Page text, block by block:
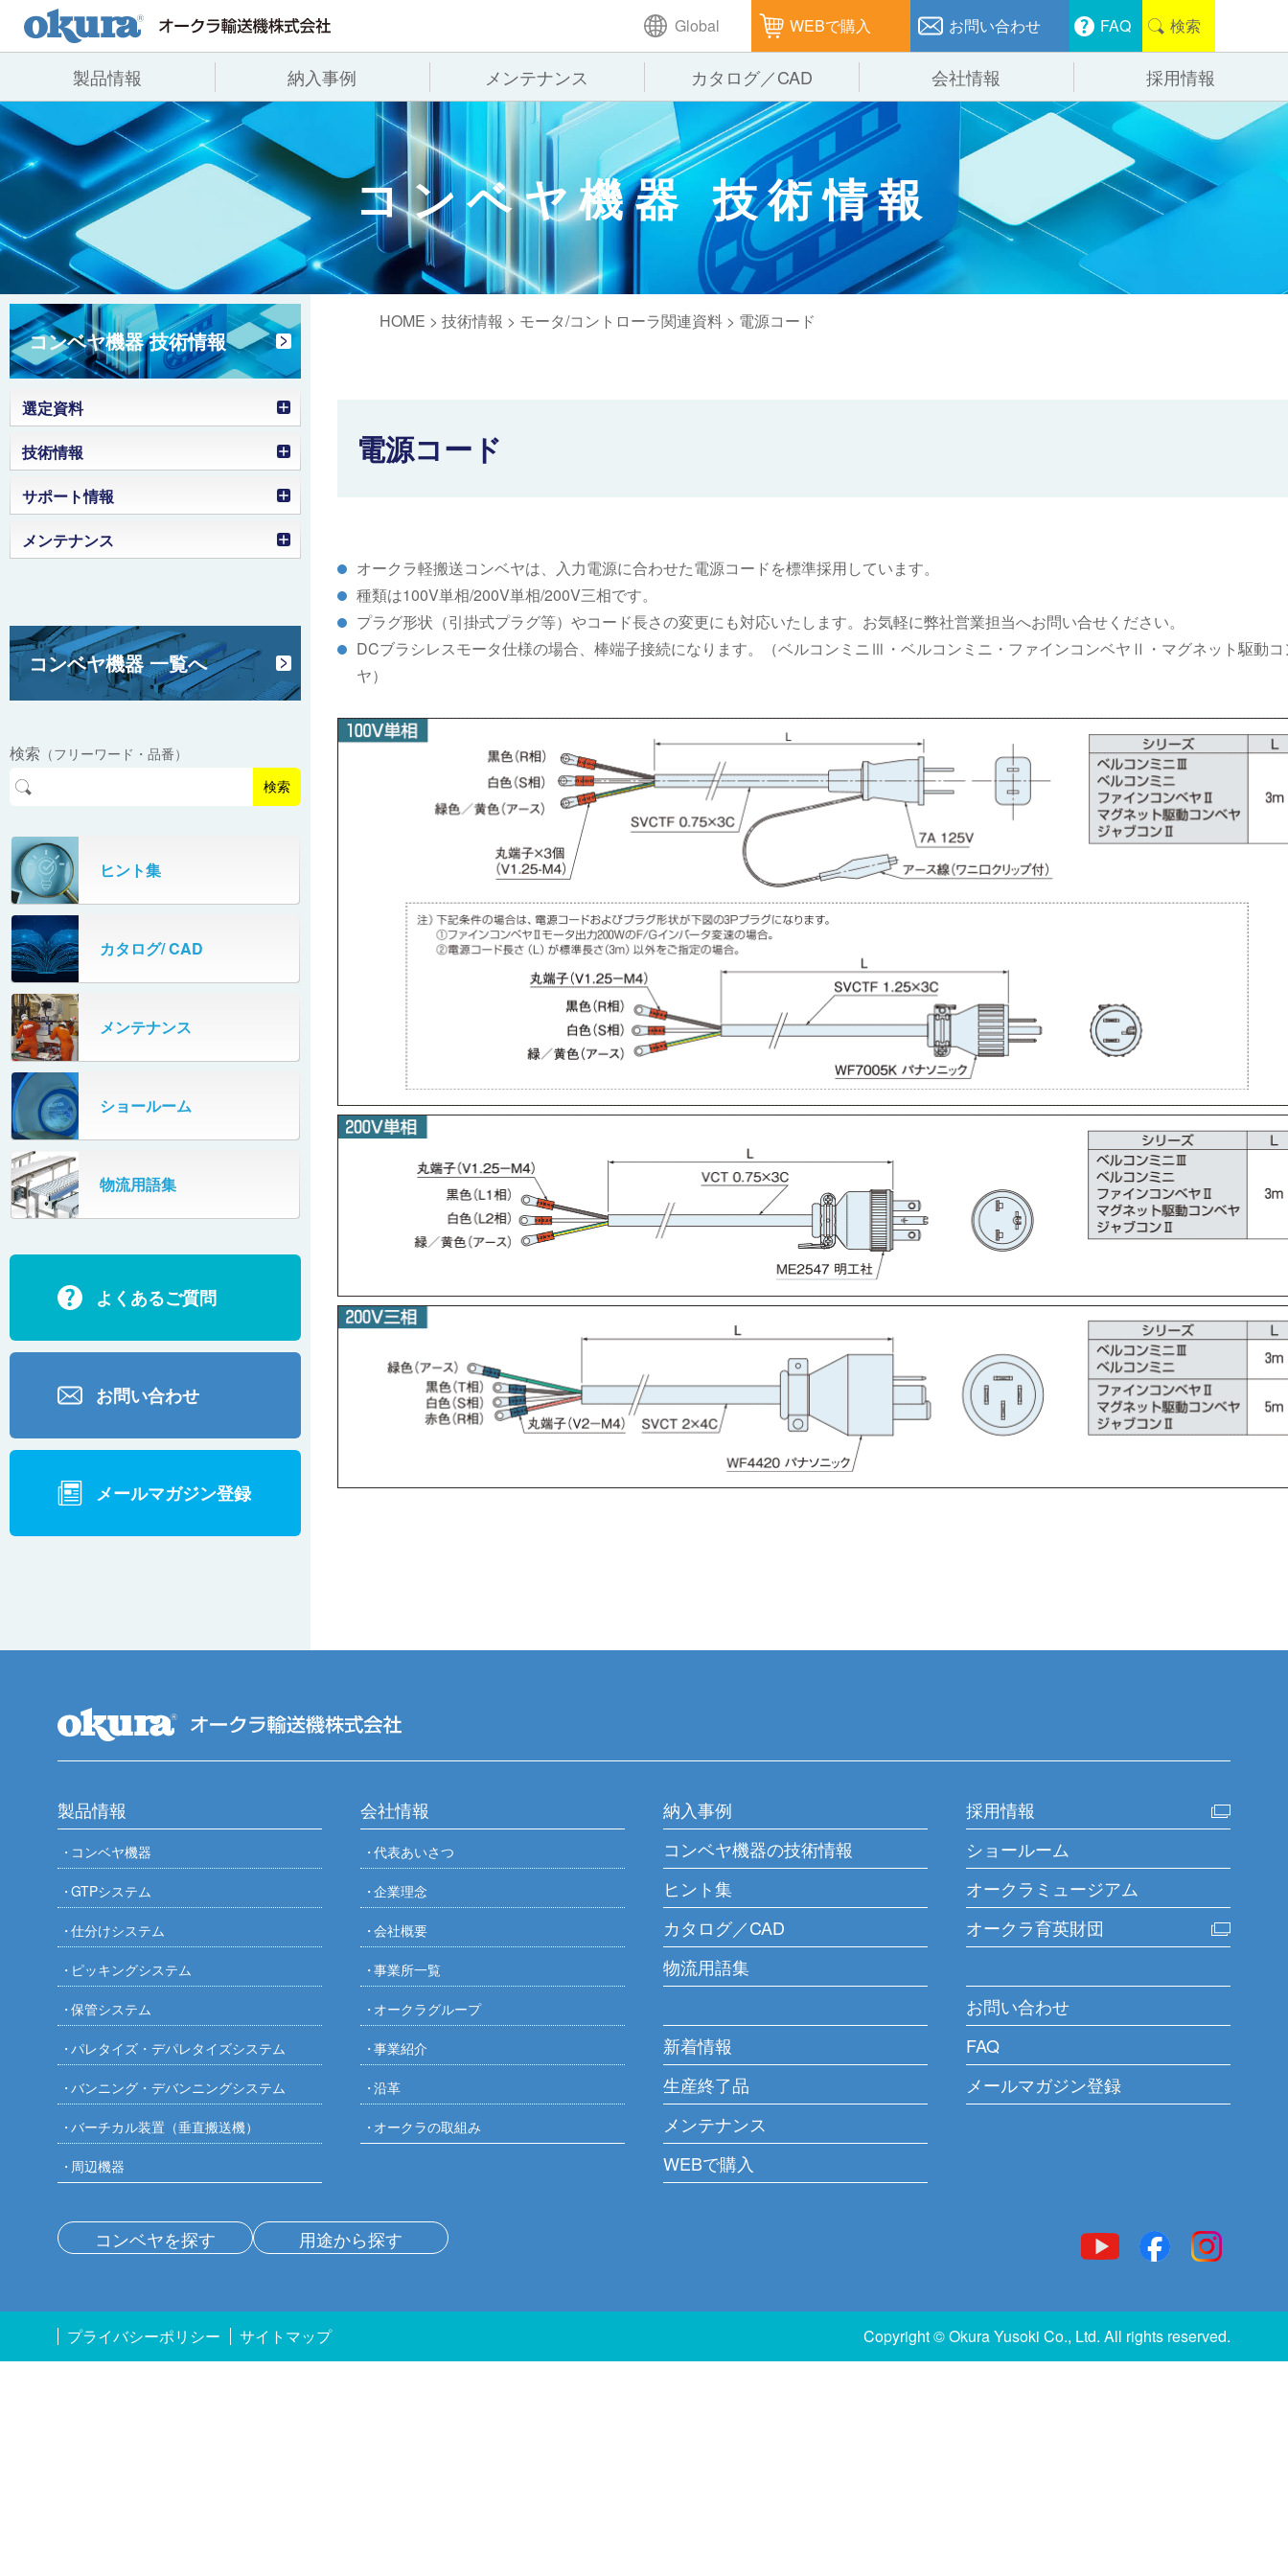
Global WEBで購入 お問い合わせ FAQ 検索
製品情報
製品情報
コンベヤ機器
コンベヤ機器を探す
用途から探す
コンベヤ機器の技術情報
ヒント集
GTPシステム 仕分けシステム
ピッキングシステム 保管システム
パレタイズ・デパレタイズシステム バンニング・デバンニングシステム
バーチカル装置（垂直搬送機）
納入事例
納入事例
全業種 物流
通販 食品
メンテナンス カタログ／CAD
会社情報
会社情報
代表あいさつ 企業理念 会社概要
オークラグループ 事業紹介
沿革 オークラの取組み
採用情報
コンベヤ機器 技術情報
コンベヤ機器 技術情報
選定資料
ローラコンベヤの選定目安
搬送物・作業環境の確認
ローラ幅の選定
グラビティコンベヤの選定
ラインドライブコンベヤのモータ出力
選定目安
ホイールコンベヤの選定目安
ベルトコンベヤの選定
センタドライブとヘッドドライブの
違い
コンベヤタイプごとの活用シーン紹
アイディア事例集
技術情報
部品名称図
フレーム断面寸法
駆動部下脚取付穴位置
ベルト仕様
ベルト仕様 プラスチックベルトコン
ベヤ
IPMモータ/コントローラ
防水コントロールボックス
ペタコン ドライバ基板
スリムミニ ドライバ基板
電源コード
非常停止装置（オプション）
制御ユニット（S-BOX）
共通仕様
制御ユニット（S-BOXシリーズ）
型式と仕様
制御ユニット（S-BOXシリーズ）
機種
サポート情報
製品を確認する（工事番号）
メンテナンス
ベルト交換
ベルト蛇行調整
コンベヤ機器 一覧へ
検索 （フリーワード・品番）
検索
ヒント集
カタログ/ CAD
メンテナンス
ショールーム
物流用語集
よくあるご質問
お問い合わせ
メールマガジン登録
HOME > 技術情報 > モータ/コントローラ関連資料 > 電源コード
電源コード
オークラ軽搬送コンベヤは、入力電源に合わせた電源コードを標準採用しています。
種類は100V単相/200V単相/200V三相です。
プラグ形状（引掛式プラグ等）やコード長さの変更にも対応いたします。お気軽に弊社営業担当へお問い合せください。
DCブラシレスモータ仕様の場合、棒端子接続になります。（ベルコンミニⅢ・ベルコンミニ・ファインコンベヤⅡ・マグネット駆動コ
ヤ）
製品情報
コンベヤ機器
GTPシステム
仕分けシステム
ピッキングシステム
保管システム
パレタイズ・デパレタイズシステム
バンニング・デバンニングシステム
バーチカル装置（垂直搬送機）
周辺機器
会社情報
代表あいさつ
企業理念
会社概要
事業所一覧
オークラグループ
事業紹介
沿革
オークラの取組み
納入事例
コンベヤ機器の技術情報
ヒント集
カタログ／CAD
物流用語集
新着情報
生産終了品
メンテナンス
WEBで購入
採用情報
ショールーム
オークラミュージアム
オークラ育英財団
お問い合わせ
FAQ
メールマガジン登録
コンベヤを探す 用途から探す
プライバシーポリシー サイトマップ Copyright © Okura Yusoki Co., Ltd. All rights reserved.